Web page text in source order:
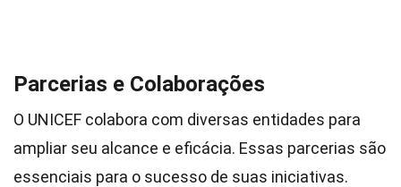
Parcerias e Colaborações
O UNICEF colabora com diversas entidades para
ampliar seu alcance e eficácia. Essas parcerias são
essenciais para o sucesso de suas iniciativas.